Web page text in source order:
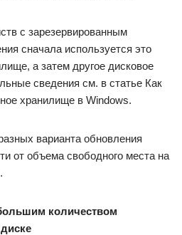
с зарезервированным
сначала используется это
а затем другое дисковое
сведения см. в статье Как
хранилище в Windows.
варианта обновления
от объема свободного места на
количеством